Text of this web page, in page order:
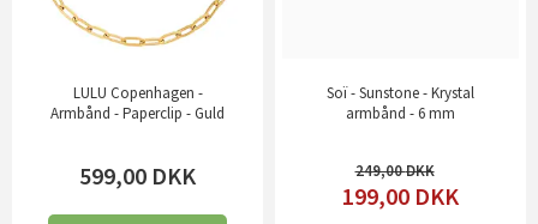
LULU Copenhagen -
Armbånd - Paperclip - Guld
599,00 DKK
Soï - Sunstone - Krystal
armbånd - 6 mm
249,00
199,00 DKK